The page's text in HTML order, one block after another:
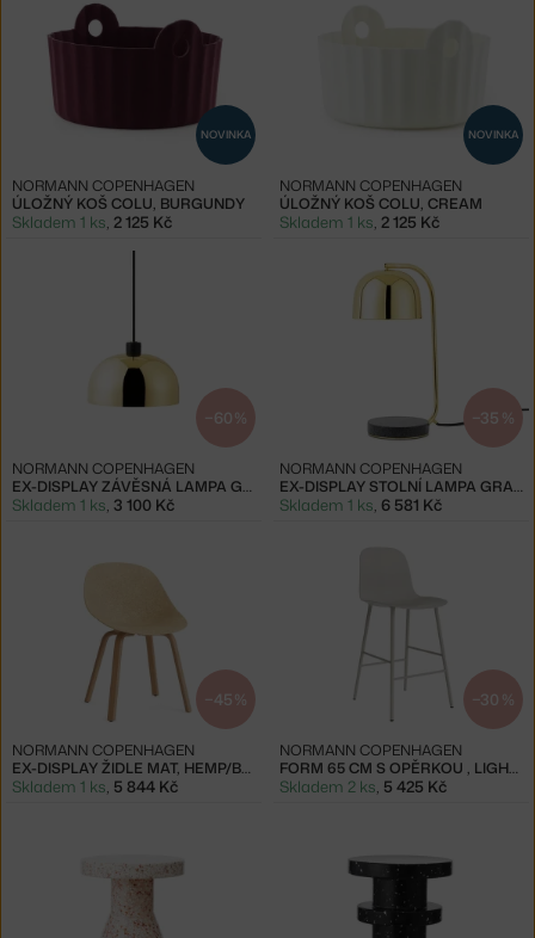
NOVINKA
ÚLOŽNÝ KOŠ COLU, BURGUNDY
NORMANN COPENHAGEN
Skladem 1 ks 2 125 Kč
NOVINKA
ÚLOŽNÝ KOŠ COLU, CREAM
NORMANN COPENHAGEN
Skladem 1 ks 2 125 Kč
−60 %
EX-DISPLAY ZÁVĚSNÁ LAMPA GRANT Ø23, BRASS
NORMANN COPENHAGEN
Skladem 1 ks 3 100 Kč
−35 %
EX-DISPLAY STOLNÍ LAMPA GRANT, BRASS
NORMANN COPENHAGEN
Skladem 1 ks 6 581 Kč
−45 %
EX-DISPLAY ŽIDLE MAT, HEMP/BEECH
NORMANN COPENHAGEN
Skladem 1 ks, 5 844 Kč
−30 %
FORM 65 CM S OPĚRKOU , LIGHT GREY
NORMANN COPENHAGEN
Skladem 2 ks, 5 425 Kč